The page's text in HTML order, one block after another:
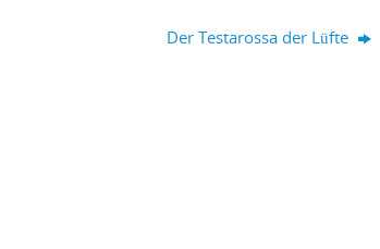
Der Testarossa der Lüfte